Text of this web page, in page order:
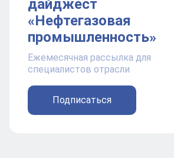
дайджест
«Нефтегазовая
промышленность»
Ежемесячная рассылка для
специалистов отрасли
Подписаться